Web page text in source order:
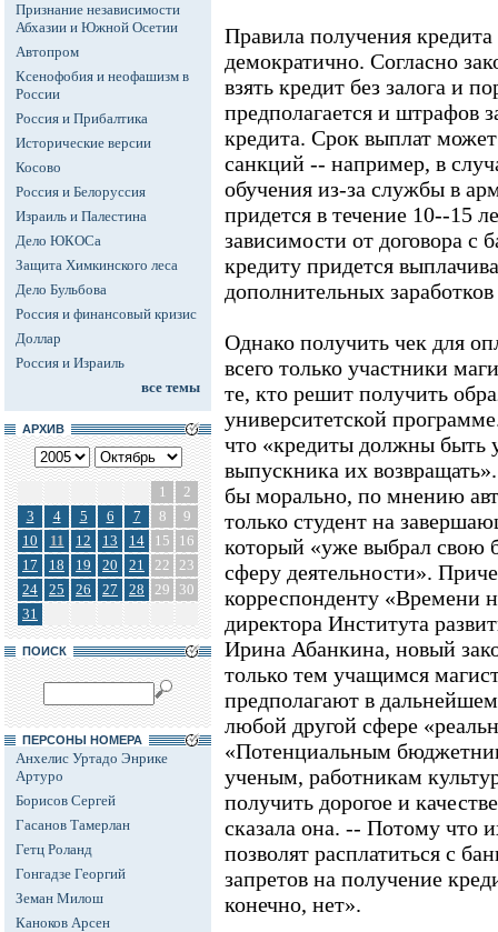
Признание независимости
Абхазии и Южной Осетии
Автопром
Ксенофобия и неофашизм в
России
Россия и Прибалтика
Исторические версии
Косово
Россия и Белоруссия
Израиль и Палестина
Дело ЮКОСа
Защита Химкинского леса
Дело Бульбова
Россия и финансовый кризис
Доллар
Россия и Израиль
все темы
АРХИВ
1
2
3
4 5 6 7 8
9
10
11 12 13 14 15
16
17
18 19 20 21 22 23
24
25 26 27 28 29
30
31
ПОИСК
ПЕРСОНЫ НОМЕРА
Анхелис Уртадо Энрике
Артуро
Борисов Сергей
Гасанов Тамерлан
Гетц Роланд
Гонгадзе Георгий
Земан Милош
Каноков Арсен
Правила получения
демократично. Согласно
взять кредит без залога и
предполагается и штрафов
кредита. Срок выплат
санкций -- например, в
обучения из-за службы в
придется в течение 10--15
зависимости от договора с
кредиту придется
дополнительных
Однако получить чек для
всего только участники
те, кто решит получить
университетской
что «кредиты должны быть
выпускника их
бы морально, по мнению
только студент на
который «уже выбрал
сферу деятельности».
корреспонденту «Времени
директора Института
Ирина Абанкина, новый
только тем учащимся
предполагают в
любой другой сфере
«Потенциальным
ученым, работникам
получить дорогое и
сказала она. -- Потому что
позволят расплатиться с
запретов на получение
конечно, нет».